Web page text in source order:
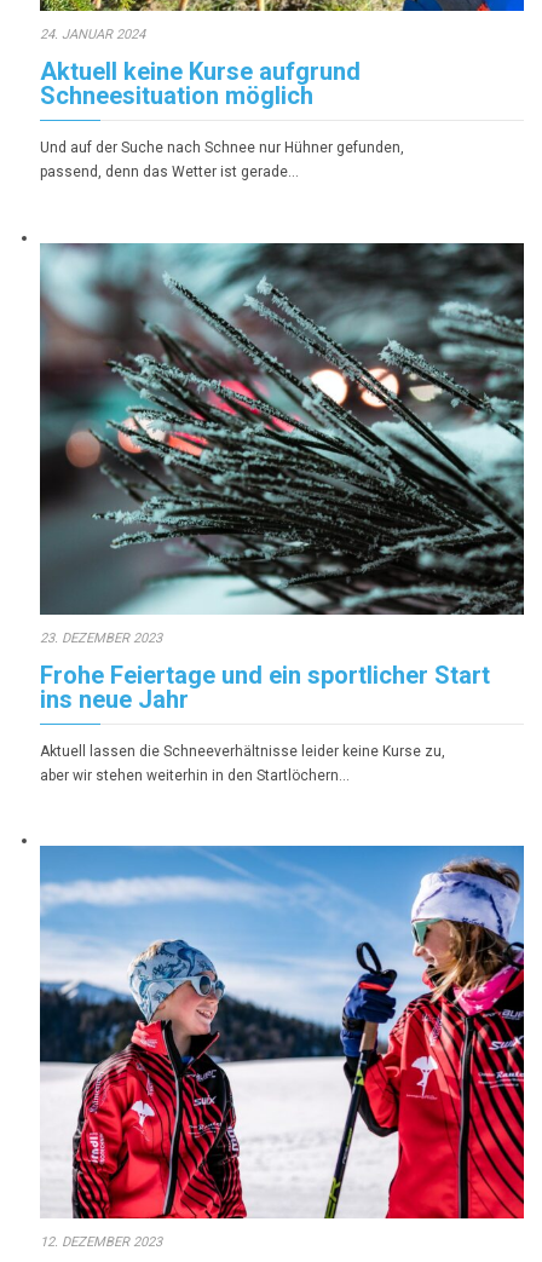
24. JANUAR 2024
Aktuell keine Kurse aufgrund
Schneesituation möglich
Und auf der Suche nach Schnee nur Hühner gefunden,
passend, denn das Wetter ist gerade…
23. DEZEMBER 2023
Frohe Feiertage und ein sportlicher Start
ins neue Jahr
Aktuell lassen die Schneeverhältnisse leider keine Kurse zu,
aber wir stehen weiterhin in den Startlöchern…
12. DEZEMBER 2023